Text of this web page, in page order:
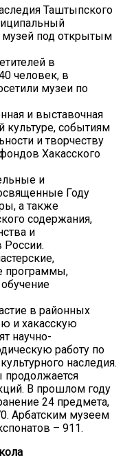
Таштыпского
музей под открытым
в
человек, в
музеи по
и выставочная
культуре, событиям
и творчеству
Хакасского
и
Году
а также
содержания,
и
России.
программы,
в районных
и хакасскую
научно-
работу по
наследия.
продолжается
В прошлом году
24 предмета,
Арбатским музеем
– 911.